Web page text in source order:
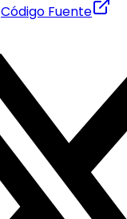
Código Fuente